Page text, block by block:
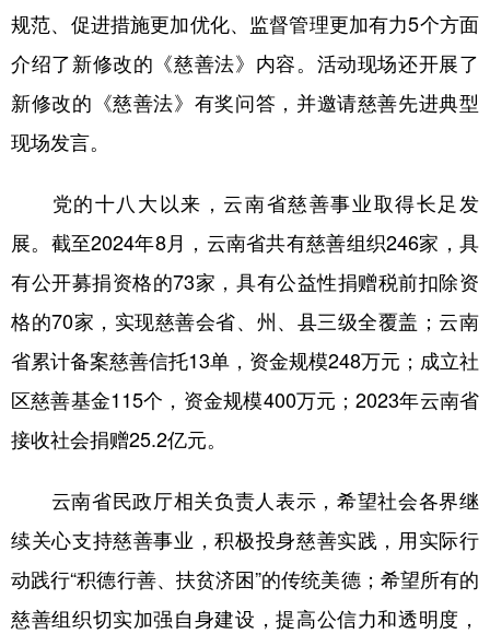
规范、促进措施更加优化、监督管理更加有力5个方面
介绍了新修改的《慈善法》内容。活动现场还开展了
新修改的《慈善法》有奖问答，并邀请慈善先进典型
现场发言。
党的十八大以来，云南省慈善事业取得长足发
展。截至2024年8月，云南省共有慈善组织246家，具
有公开募捐资格的73家，具有公益性捐赠税前扣除资
格的70家，实现慈善会省、州、县三级全覆盖；云南
省累计备案慈善信托13单，资金规模248万元；成立社
区慈善基金115个，资金规模400万元；2023年云南省
接收社会捐赠25.2亿元。
云南省民政厅相关负责人表示，希望社会各界继
续关心支持慈善事业，积极投身慈善实践，用实际行
动践行“积德行善、扶贫济困”的传统美德；希望所有的
慈善组织切实加强自身建设，提高公信力和透明度，